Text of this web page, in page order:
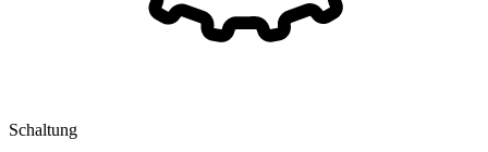
Schaltung